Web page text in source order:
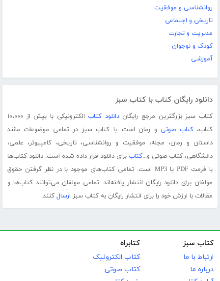
روانشناسی و موفقیت
تاریخی و اجتماعی
مدیریت و تجارت
کودک و نوجوان
آموزشی
دانلود رایگان کتاب با کتاب سبز
کتاب سبز بزرگترین مرجع رایگاندانلود کتاب
الکترونیکی با بیش از ۱۰،۰۰۰
کتاب،کتاب صوتی و رمان است. با کتاب سبز در تمامی موضوعات مانند
داستان و رمان، مجله، موفقیت و روانشناسی، تاریخی، کامپیوتر، علمی،
دانشگاهی، کتاب صوتی و...کتاب برای دانلود قرار داده شده است. دانلود کتاب‌ها
با فرمت PDF یا MP3 است. تمامی کتاب‌های موجود با در نظر گرفتن حقوق
مولفان برای دانلود رایگان انتشار یافته‌اند. تمامی مولفان می‌توانند کتاب‌ها و
مقالات با ارزش خود را برای انتشار رایگان به کتاب سبز ارسال کنند.
کتاب سبز
ارتباط با ما
درباره ما
کتابراه
کتاب الکترونیک
کتاب صوتی